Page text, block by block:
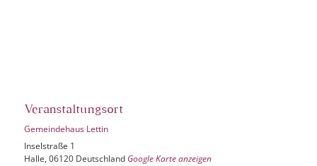
Veranstaltungsort
Gemeindehaus Lettin
Inselstraße 1
Halle, 06120 Deutschland Google Karte anzeigen